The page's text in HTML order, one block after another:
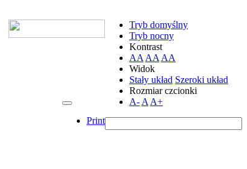
Tryb domyślny
Tryb nocny
Kontrast
AA AA AA
Widok
Stały układ Szeroki układ
Rozmiar czcionki
A- A A+
Print